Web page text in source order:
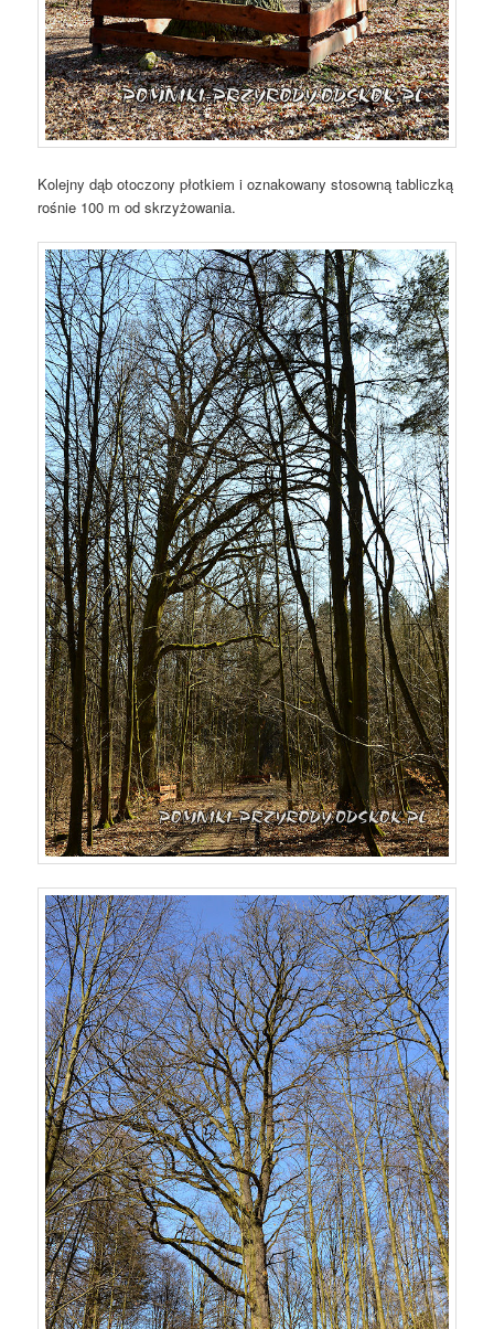
Kolejny dąb otoczony płotkiem i oznakowany stosowną tabliczką
rośnie 100 m od skrzyżowania.